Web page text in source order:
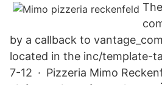
by a callback to
located in the inc/template-
7-12 · Pizzeria Mimo